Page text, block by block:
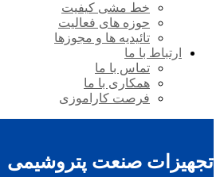
خط مشی کیفیت
حوزه های فعالیت
تائیدیه ها و مجوزها
ارتباط با ما
تماس با ما
همکاری با ما
فرصت کاراموزی
تجهیزات صنعت پتروشیمی